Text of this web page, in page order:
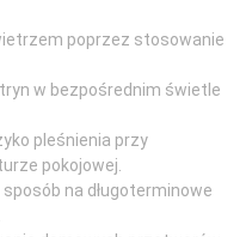
poprzez stosowanie
w bezpośrednim świetle
pleśnienia przy
pokojowej.
na długoterminowe